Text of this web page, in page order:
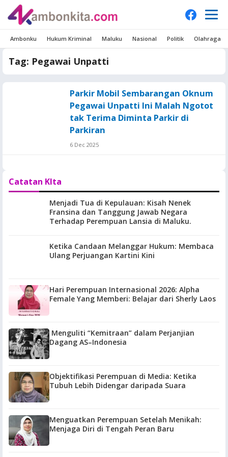
Ambonku Hukum Kriminal Maluku Nasional Politik Olahraga
Tag: Pegawai Unpatti
Parkir Mobil Sembarangan Oknum
Pegawai Unpatti Ini Malah Ngotot
tak Terima Diminta Parkir di
Parkiran
6 Dec 2025
Catatan KIta
Menjadi Tua di Kepulauan: Kisah Nenek
Fransina dan Tanggung Jawab Negara
Terhadap Perempuan Lansia di Maluku.
Ketika Candaan Melanggar Hukum: Membaca
Ulang Perjuangan Kartini Kini
Hari Perempuan Internasional 2026: Alpha
Female Yang Memberi: Belajar dari Sherly Laos
Menguliti “Kemitraan” dalam Perjanjian
Dagang AS–Indonesia
Objektifikasi Perempuan di Media: Ketika
Tubuh Lebih Didengar daripada Suara
Menguatkan Perempuan Setelah Menikah:
Menjaga Diri di Tengah Peran Baru